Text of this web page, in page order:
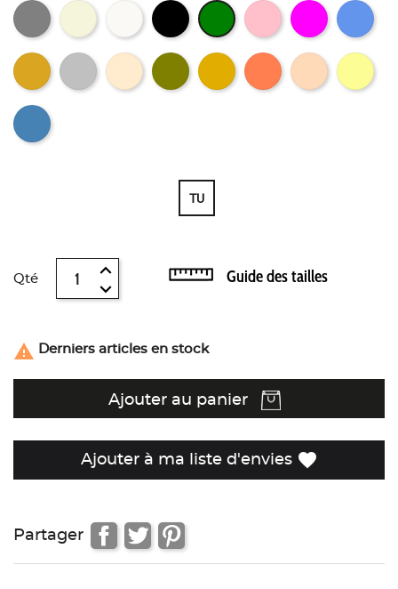
TU
Qté Guide des tailles
 Derniers articles en stock
Ajouter au panier
Ajouter à ma liste d'envies favorite
Partager